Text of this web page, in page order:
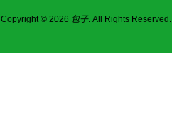
Copyright © 2026 包子. All Rights Reserved.